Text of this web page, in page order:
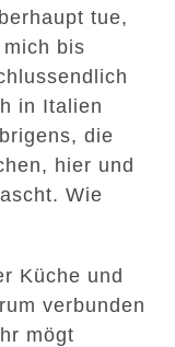
tue,
bis
in Italien
die
hier und
Wie
Küche und
verbunden
mögt